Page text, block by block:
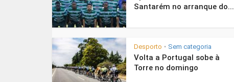
Santarém no arranque do...
Desporto • Sem categoria
Volta a Portugal sobe à
Torre no domingo